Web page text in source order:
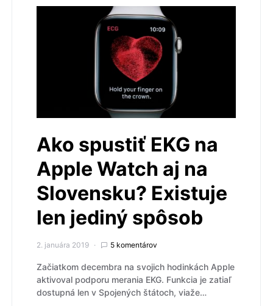
Ako spustiť EKG na
Apple Watch aj na
Slovensku? Existuje
len jediný spôsob
2. januára 2019 5 komentárov
Začiatkom decembra na svojich hodinkách Apple
aktivoval podporu merania EKG. Funkcia je zatiaľ
dostupná len v Spojených štátoch, viaže…